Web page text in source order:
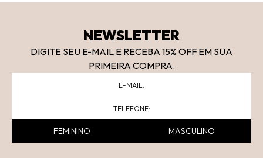
NEWSLETTER
DIGITE SEU E-MAIL E RECEBA 15% OFF EM SUA
PRIMEIRA COMPRA.
FEMININO MASCULINO